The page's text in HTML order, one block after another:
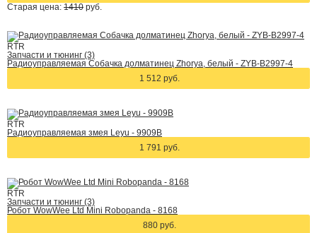
Старая цена: 1410 руб.
RTR
Запчасти и тюнинг (3)
Радиоуправляемая Собачка долматинец Zhorya, белый - ZYB-B2997-4
1 512 руб.
RTR
Радиоуправляемая змея Leyu - 9909B
1 791 руб.
RTR
Запчасти и тюнинг (3)
Робот WowWee Ltd Mini Robopanda - 8168
880 руб.